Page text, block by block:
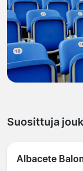
Suosittuja
Albacete